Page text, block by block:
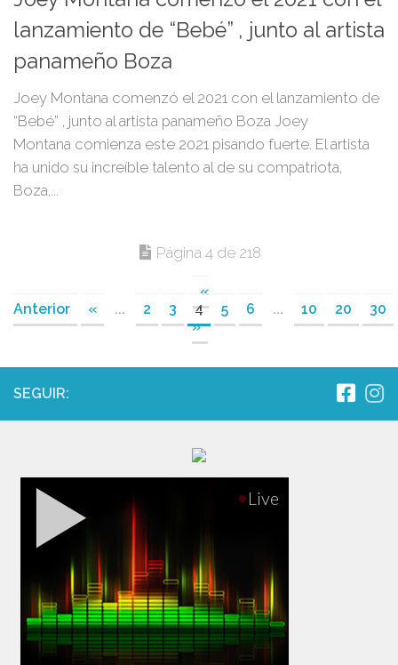
lanzamiento de “Bebé” , junto al artista
panameño Boza
Joey Montana comenzó el 2021 con el lanzamiento de
“Bebé” , junto al artista panameño Boza Joey
Montana comienza este 2021 pisando fuerte. El artista
ha unido su increíble talento al de su compatriota,
Boza,...
Página 4 de 218
«
Anterior
« ... 2 3 4 5 6 ... 10 20
30
»
SEGUIR: